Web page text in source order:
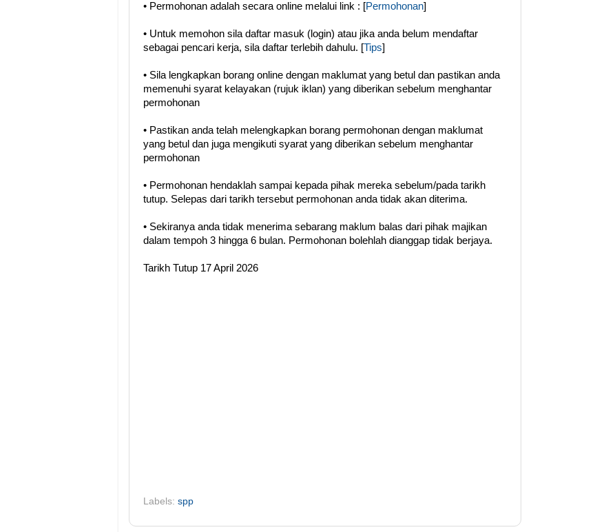
• Permohonan adalah secara online melalui link : [Permohonan]
• Untuk memohon sila daftar masuk (login) atau jika anda belum mendaftar
sebagai pencari kerja, sila daftar terlebih dahulu. [Tips]
• Sila lengkapkan borang online dengan maklumat yang betul dan pastikan anda
memenuhi syarat kelayakan (rujuk iklan) yang diberikan sebelum menghantar
permohonan
• Pastikan anda telah melengkapkan borang permohonan dengan maklumat
yang betul dan juga mengikuti syarat yang diberikan sebelum menghantar
permohonan
• Permohonan hendaklah sampai kepada pihak mereka sebelum/pada tarikh
tutup. Selepas dari tarikh tersebut permohonan anda tidak akan diterima.
• Sekiranya anda tidak menerima sebarang maklum balas dari pihak majikan
dalam tempoh 3 hingga 6 bulan. Permohonan bolehlah dianggap tidak berjaya.
Tarikh Tutup 17 April 2026
Labels: spp